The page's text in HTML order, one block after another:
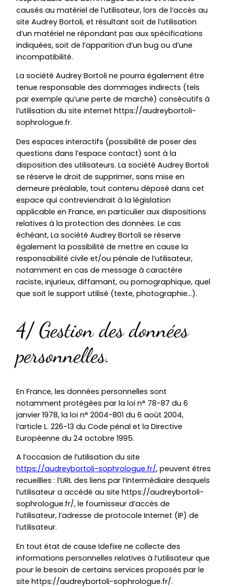
causés au matériel de l’utilisateur, lors de l’accès au
site Audrey Bortoli, et résultant soit de l’utilisation
d’un matériel ne répondant pas aux spécifications
indiquées, soit de l’apparition d’un bug ou d’une
incompatibilité.
La société Audrey Bortoli ne pourra également être
tenue responsable des dommages indirects (tels
par exemple qu’une perte de marché) consécutifs à
l’utilisation du site internet https://audreybortoli-
sophrologue.fr.
Des espaces interactifs (possibilité de poser des
questions dans l’espace contact) sont à la
disposition des utilisateurs. La société Audrey Bortoli
se réserve le droit de supprimer, sans mise en
demeure préalable, tout contenu déposé dans cet
espace qui contreviendrait à la législation
applicable en France, en particulier aux dispositions
relatives à la protection des données. Le cas
échéant, La société Audrey Bortoli se réserve
également la possibilité de mettre en cause la
responsabilité civile et/ou pénale de l’utilisateur,
notamment en cas de message à caractère
raciste, injurieux, diffamant, ou pornographique, quel
que soit le support utilisé (texte, photographie…).
4/ Gestion des données
personnelles.
En France, les données personnelles sont
notamment protégées par la loi n° 78-87 du 6
janvier 1978, la loi n° 2004-801 du 6 août 2004,
l’article L. 226-13 du Code pénal et la Directive
Européenne du 24 octobre 1995.
A l’occasion de l’utilisation du site
https://audreybortoli-sophrologue.fr/, peuvent êtres
recueillies : l’URL des liens par l’intermédiaire desquels
l’utilisateur a accédé au site https://audreybortoli-
sophrologue.fr/, le fournisseur d’accès de
l’utilisateur, l’adresse de protocole Internet (IP) de
l’utilisateur.
En tout état de cause Idefixe ne collecte des
informations personnelles relatives à l’utilisateur que
pour le besoin de certains services proposés par le
site https://audreybortoli-sophrologue.fr/.